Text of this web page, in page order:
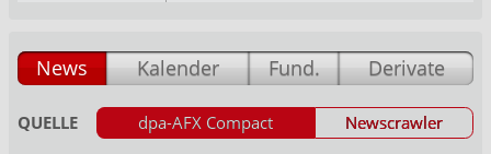
News Kalender Fund. Derivate
QUELLE dpa-AFX Compact Newscrawler